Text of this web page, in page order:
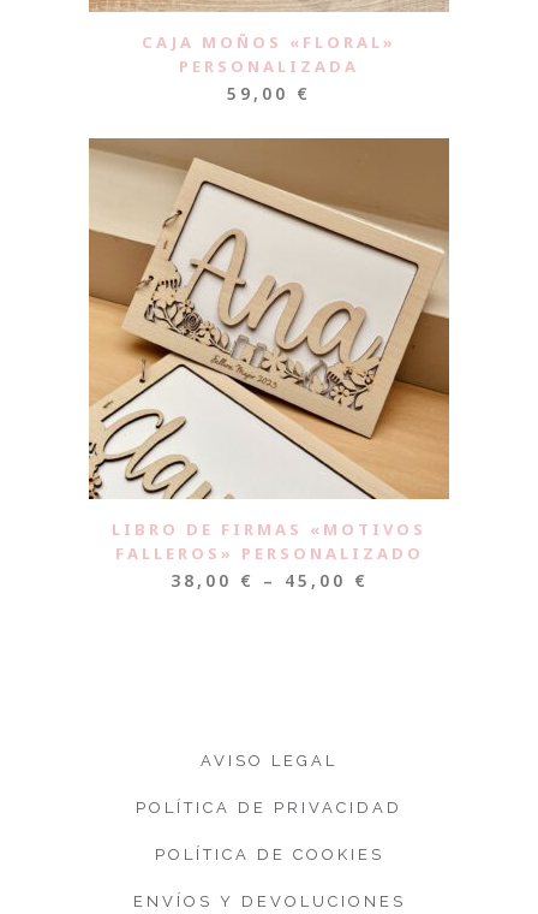
CAJA MOÑOS «FLORAL»
PERSONALIZADA
59,00 €
LIBRO DE FIRMAS «MOTIVOS
FALLEROS» PERSONALIZADO
38,00 € – 45,00 €
AVISO LEGAL
POLÍTICA DE PRIVACIDAD
POLÍTICA DE COOKIES
ENVÍOS Y DEVOLUCIONES